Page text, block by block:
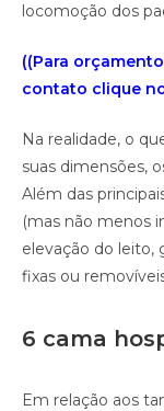
locomoção dos
((Para
contato clique
Na realidade, o
suas dimensões,
Além das
(mas não menos
elevação do leito,
fixas ou
6 cama
Em relação aos